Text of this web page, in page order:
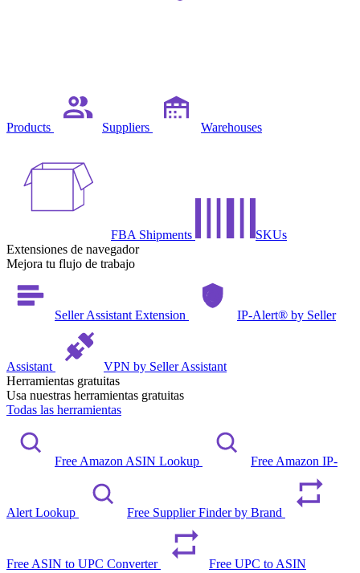
Products Suppliers Warehouses
FBA Shipments
SKUs
Extensiones de navegador
Mejora tu flujo de trabajo
Seller Assistant Extension IP-Alert® by Seller
Assistant
VPN by Seller Assistant
Herramientas gratuitas
Usa nuestras herramientas gratuitas
Todas las herramientas
Free Amazon ASIN Lookup Free Amazon IP-
Alert Lookup Free Supplier Finder by Brand
Free ASIN to UPC Converter Free UPC to ASIN